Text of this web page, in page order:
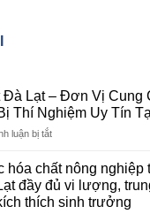
Đà Lạt – Đơn Vị Cung
Thí Nghiệm Uy Tín
luận bị tắtở
Chất
Đà
Lạt
–
hóa chất nông nghiệp
đầy đủ vi lượng,
thích sinh trưởng